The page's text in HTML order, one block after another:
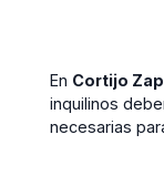
En Cortijo
inquilinos
necesarias